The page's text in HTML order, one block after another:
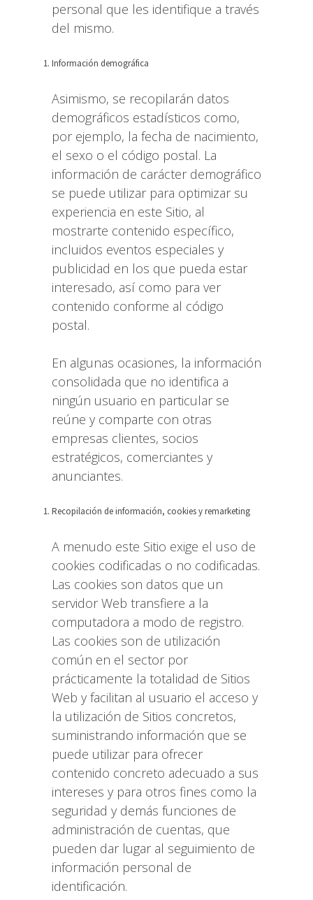
personal que les identifique a través
del mismo.
Información demográfica
Asimismo, se recopilarán datos
demográficos estadísticos como,
por ejemplo, la fecha de nacimiento,
el sexo o el código postal. La
información de carácter demográfico
se puede utilizar para optimizar su
experiencia en este Sitio, al
mostrarte contenido específico,
incluidos eventos especiales y
publicidad en los que pueda estar
interesado, así como para ver
contenido conforme al código
postal.
En algunas ocasiones, la información
consolidada que no identifica a
ningún usuario en particular se
reúne y comparte con otras
empresas clientes, socios
estratégicos, comerciantes y
anunciantes.
Recopilación de información, cookies y remarketing
A menudo este Sitio exige el uso de
cookies codificadas o no codificadas.
Las cookies son datos que un
servidor Web transfiere a la
computadora a modo de registro.
Las cookies son de utilización
común en el sector por
prácticamente la totalidad de Sitios
Web y facilitan al usuario el acceso y
la utilización de Sitios concretos,
suministrando información que se
puede utilizar para ofrecer
contenido concreto adecuado a sus
intereses y para otros fines como la
seguridad y demás funciones de
administración de cuentas, que
pueden dar lugar al seguimiento de
información personal de
identificación.